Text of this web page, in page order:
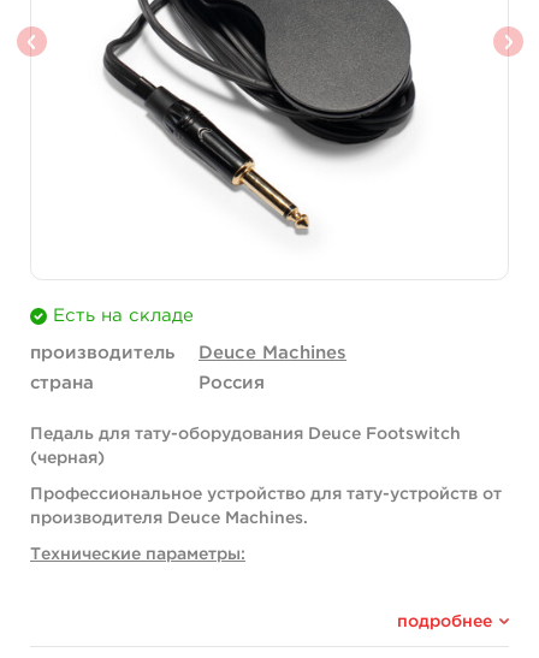
Есть на складе
производитель
Deuce Machines
страна
Россия
Педаль для тату-оборудования Deuce Footswitch
(черная)
Профессиональное устройство для тату-устройств от
производителя Deuce Machines.
Технические параметры:
подробнее